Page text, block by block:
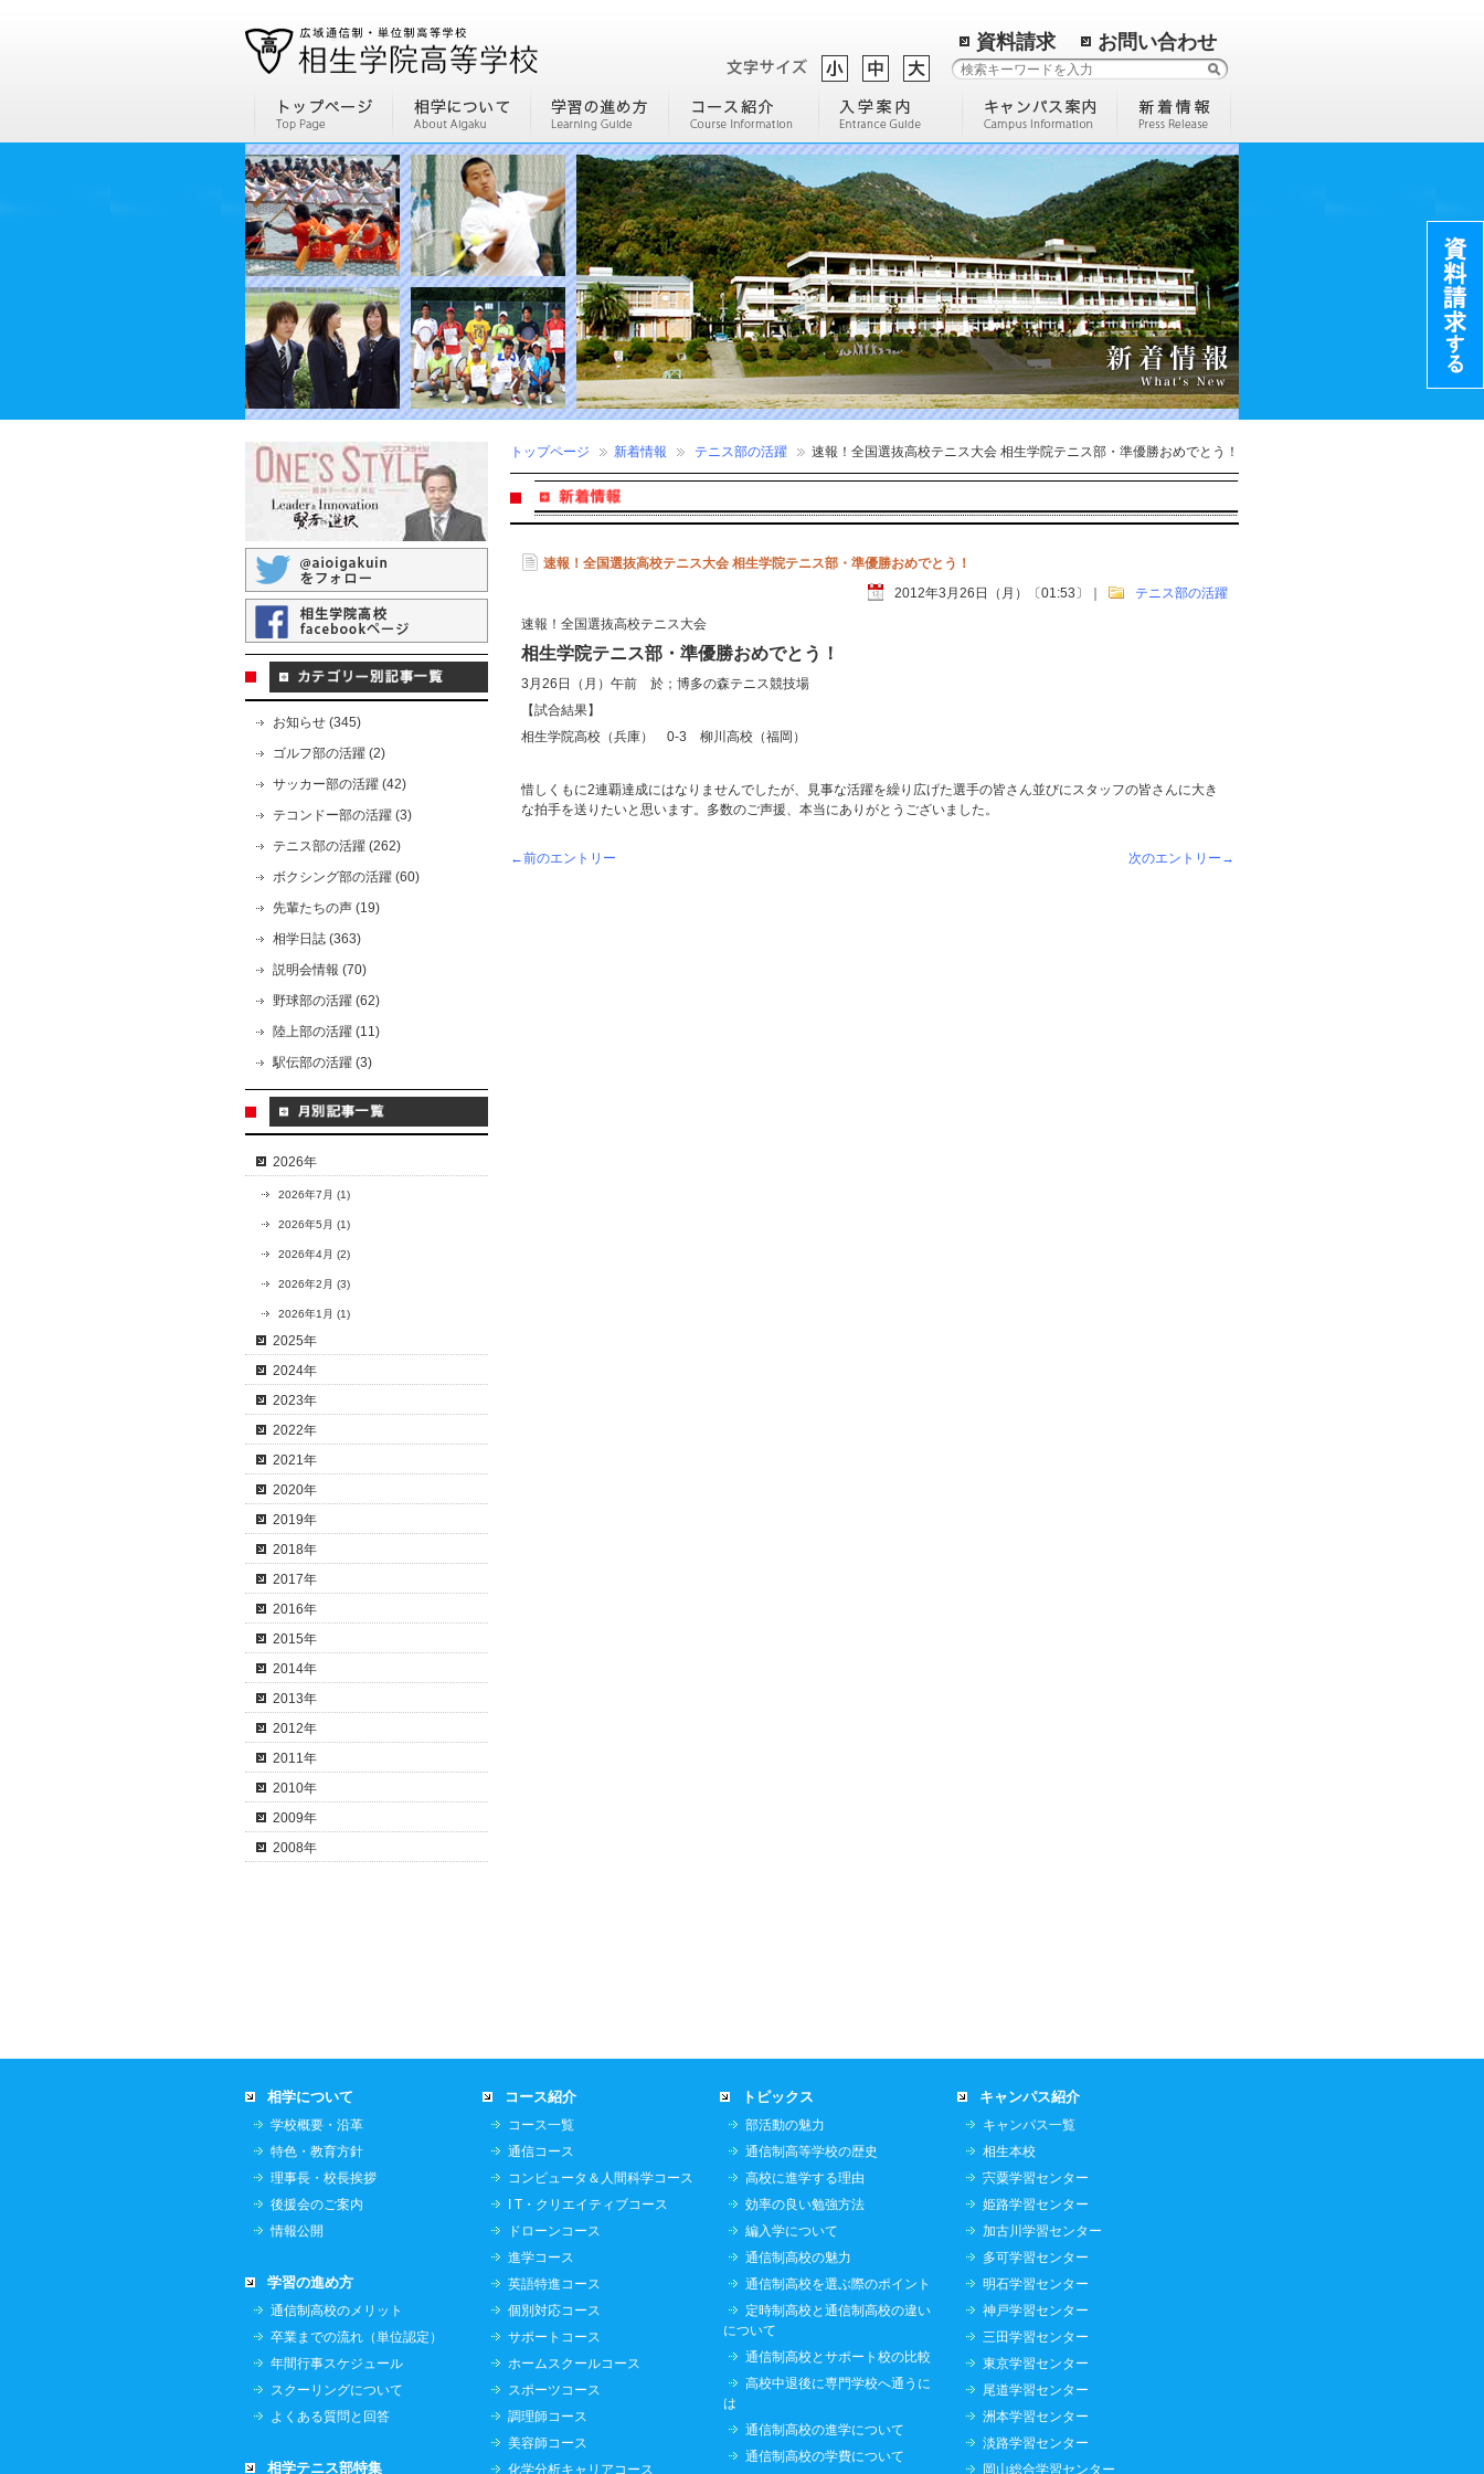
資料請求 お問い合わせ
トップページ 新着情報 テニス部の活躍 速報！全国選抜高校テニス大会 相生学院テニス部・準優勝おめでとう！
速報！全国選抜高校テニス大会 相生学院テニス部・準優勝おめでとう！
2012年3月26日（月）〔01:53〕
｜
テニス部の活躍
速報！全国選抜高校テニス大会
相生学院テニス部・準優勝おめでとう！
3月26日（月）午前 於；博多の森テニス競技場
【試合結果】
相生学院高校（兵庫） 0-3 柳川高校（福岡）
惜しくもに2連覇達成にはなりませんでしたが、見事な活躍を繰り広げた選手の皆さん並びにスタッフの皆さんに大き
な拍手を送りたいと思います。多数のご声援、本当にありがとうございました。
←前のエントリー 次のエントリー→
お知らせ (345)
ゴルフ部の活躍 (2)
サッカー部の活躍 (42)
テコンドー部の活躍 (3)
テニス部の活躍 (262)
ボクシング部の活躍 (60)
先輩たちの声 (19)
相学日誌 (363)
説明会情報 (70)
野球部の活躍 (62)
陸上部の活躍 (11)
駅伝部の活躍 (3)
2026年
2026年7月 (1)
2026年5月 (1)
2026年4月 (2)
2026年2月 (3)
2026年1月 (1)
2025年
2024年
2023年
2022年
2021年
2020年
2019年
2018年
2017年
2016年
2015年
2014年
2013年
2012年
2011年
2010年
2009年
2008年
相学について
学校概要・沿革
特色・教育方針
理事長・校長挨拶
後援会のご案内
情報公開
学習の進め方
通信制高校のメリット
卒業までの流れ（単位認定）
年間行事スケジュール
スクーリングについて
よくある質問と回答
相学テニス部特集
コース紹介
コース一覧
通信コース
コンピュータ＆人間科学コース
I T・クリエイティブコース
ドローンコース
進学コース
英語特進コース
個別対応コース
サポートコース
ホームスクールコース
スポーツコース
調理師コース
美容師コース
化学分析キャリアコース
トピックス
部活動の魅力
通信制高等学校の歴史
高校に進学する理由
効率の良い勉強方法
編入学について
通信制高校の魅力
通信制高校を選ぶ際のポイント
定時制高校と通信制高校の違い
について
通信制高校とサポート校の比較
高校中退後に専門学校へ通うに
は
通信制高校の進学について
通信制高校の学費について
キャンパス紹介
キャンパス一覧
相生本校
宍粟学習センター
姫路学習センター
加古川学習センター
多可学習センター
明石学習センター
神戸学習センター
三田学習センター
東京学習センター
尾道学習センター
洲本学習センター
淡路学習センター
岡山総合学習センター